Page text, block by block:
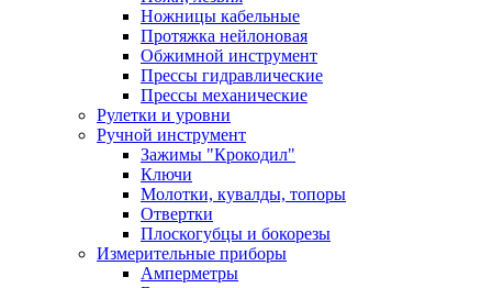
Ножницы кабельные
Протяжка нейлоновая
Обжимной инструмент
Прессы гидравлические
Прессы механические
Рулетки и уровни
Ручной инструмент
Зажимы "Крокодил"
Ключи
Молотки, кувалды, топоры
Отвертки
Плоскогубцы и бокорезы
Измерительные приборы
Амперметры